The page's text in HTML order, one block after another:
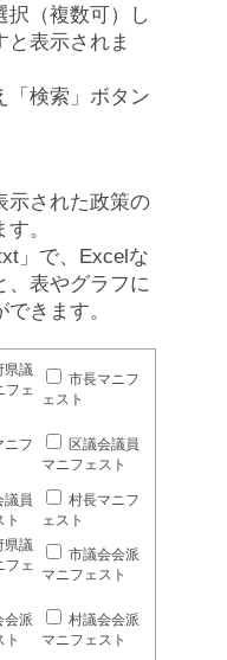
択（複数可）し
と表示されま
「検索」ボタン
示された政策の
。
」で、Excelな
、表やグラフに
きます。
県議
フェ
市長マニフ
ェスト
ニフ
区議会議員
マニフェスト
議員
ト
村長マニフ
ェスト
県議
フェ
市議会会派
マニフェスト
会派
ト
村議会会派
マニフェスト